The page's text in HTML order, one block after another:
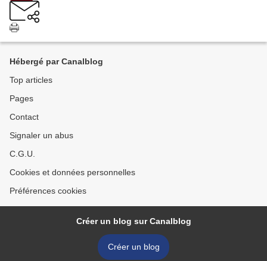
Hébergé par Canalblog
Top articles
Pages
Contact
Signaler un abus
C.G.U.
Cookies et données personnelles
Préférences cookies
Créer un blog sur Canalblog
Créer un blog